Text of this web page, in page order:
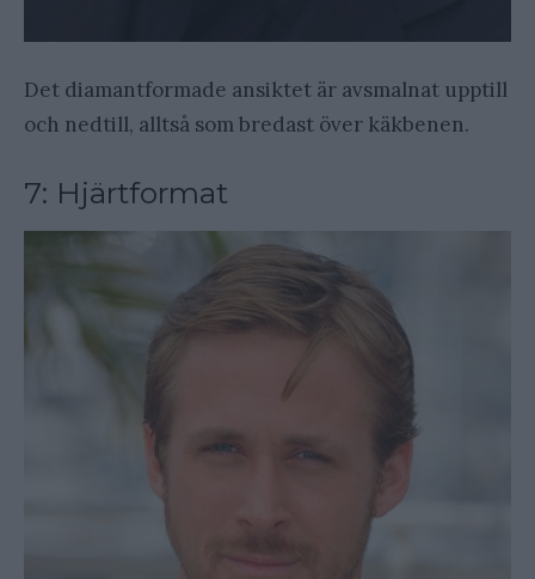
Det diamantformade ansiktet är avsmalnat upptill
och nedtill, alltså som bredast över käkbenen.
7: Hjärtformat